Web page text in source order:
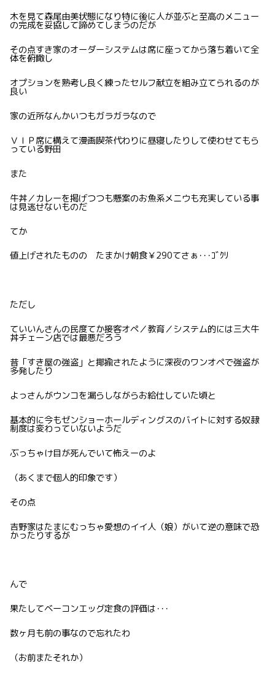
木を見て森尾由美状態になり特に後に人が並ぶと至高のメニュー
の完成を妥協して諦めてしまうのだが
その点すき家のオーダーシステムは席に座ってから落ち着いて全
体を俯瞰し
オプションを熟考し良く練ったセルフ献立を組み立てられるのが
良い
家の近所なんかいつもガラガラなので
ＶＩＰ席に構えて漫画喫茶代わりに昼寝したりして使わせてもら
っている野田
また
牛丼／カレーを掲げつつも懸案のお魚系メニウも充実している事
は見逃せないものだ
てか
値上げされたものの たまかけ朝食￥290てさぁ･･･ｺﾞｸﾘ
ただし
ていいんさんの民度てか接客オペ／教育／システム的には三大牛
丼チェーン店では最悪だろう
昔「すき屋の強盗」と揶揄されたように深夜のワンオペで強盗が
多発したり
よっさんがウンコを漏らしながらお給仕していた頃と
基本的に今もゼンショーホールディングスのバイトに対する奴隷
制度は変わっていないようだ
ぶっちゃけ目が死んでいて怖えーのよ
（あくまで個人的印象です）
その点
吉野家はたまにむっちゃ愛想のイイ人（娘）がいて逆の意味で恐
かったりするが
んで
果たしてベーコンエッグ定食の評価は･･･
数ヶ月も前の事なので忘れたわ
（お前またそれか）